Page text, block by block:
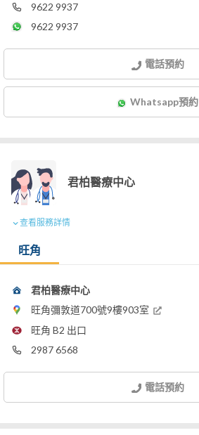
9622 9937
9622 9937
電話預約
Whatsapp預約
君柏醫療中心
查看服務詳情
旺角
君柏醫療中心
旺角彌敦道700號9樓903室
旺角 B2 出口
2987 6568
電話預約